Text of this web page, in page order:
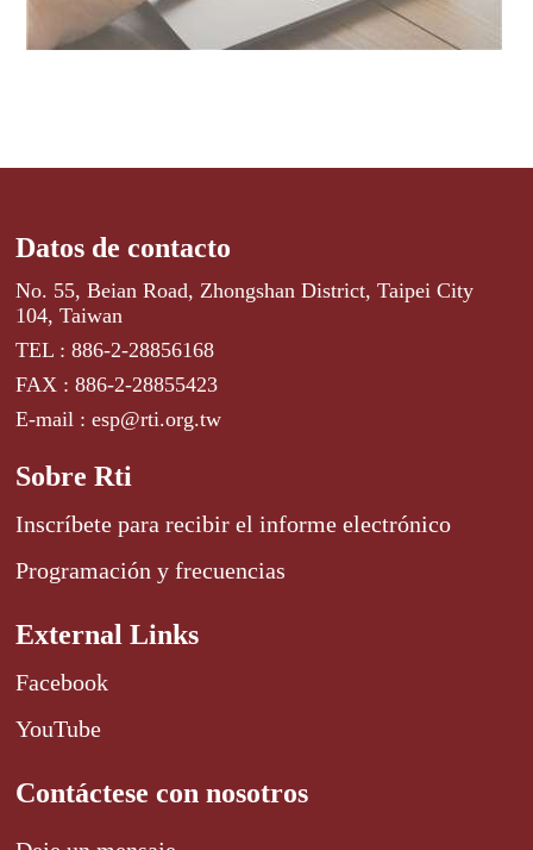
Datos de contacto
No. 55, Beian Road, Zhongshan District, Taipei City
104, Taiwan
TEL : 886-2-28856168
FAX : 886-2-28855423
E-mail : esp@rti.org.tw
Sobre Rti
Inscríbete para recibir el informe electrónico
Programación y frecuencias
External Links
Facebook
YouTube
Contáctese con nosotros